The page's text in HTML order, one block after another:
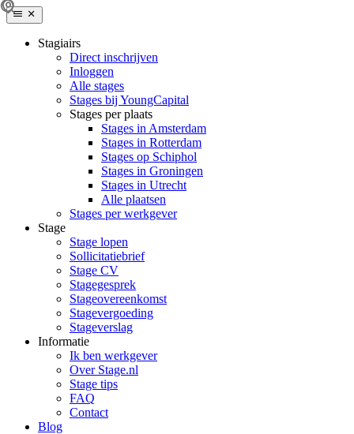
Stagiairs
Direct inschrijven
Inloggen
Alle stages
Stages bij YoungCapital
Stages per plaats
Stages in Amsterdam
Stages in Rotterdam
Stages op Schiphol
Stages in Groningen
Stages in Utrecht
Alle plaatsen
Stages per werkgever
Stage
Stage lopen
Sollicitatiebrief
Stage CV
Stagegesprek
Stageovereenkomst
Stagevergoeding
Stageverslag
Informatie
Ik ben werkgever
Over Stage.nl
Stage tips
FAQ
Contact
Blog